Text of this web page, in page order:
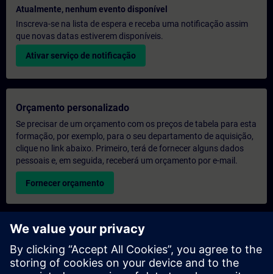
Atualmente, nenhum evento disponível
Inscreva-se na lista de espera e receba uma notificação assim
que novas datas estiverem disponíveis.
Ativar serviço de notificação
Orçamento personalizado
Se precisar de um orçamento com os preços de tabela para esta
formação, por exemplo, para o seu departamento de aquisição,
clique no link abaixo. Primeiro, terá de fornecer alguns dados
pessoais e, em seguida, receberá um orçamento por e-mail.
Fornecer orçamento
Pedido de informações sobre formação exclusiva
Preencha o formulário de pedido de informação abaixo se
desejar receber um orçamento para um curso de formação